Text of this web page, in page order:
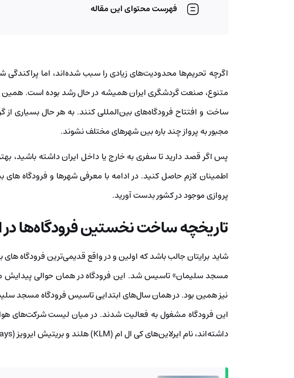
فهرست محتوای این مقاله
اگرچه تحریم‌ها محدودیت‌های زیادی را سبب شده‌اند، اما
متنوع، صنعت گردشگری ایران همیشه در حال رشد بوده است.
ساخت و افتتاح فرودگاه‌های بین‌المللی کنند. به هر حال بسیاری
مجبور به پرواز چند باره بین شهرهای مختلف نشوند.
پس اگر قصد دارید تا سفری به خارج یا داخل ایران داشته باشید،
اطمینان لازم حاصل کنید. در ادامه با معرفی شهرها و فرودگاه های
پروازی موجود در کشور بدست آورید.
تاریخچه ساخت نخستین فرودگاه‌ها در
مسجد سلیمان» تاسیس شد. این فرودگاه در همان حوالی
نیز همین بود. در همان سال‌های ابتدایی تاسیس فرودگاه مسجد
این فرودگاه مشغول به فعالیت شدند. در میان لیست شرکت‌‌های
داشته‌اند، نام ایرلاین‌های کی ال ام (KLM) هلند و بریتیش ایرویز (British Airways) انگلستان هم به چشم می‌خورند.